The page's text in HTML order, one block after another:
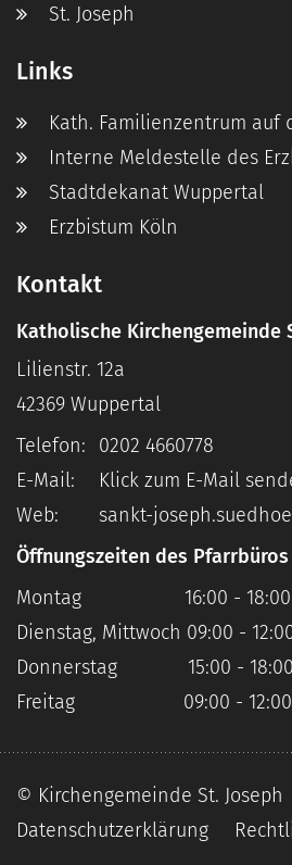
St. Joseph
Links
Kath. Familienzentrum auf
Interne Meldestelle des
Stadtdekanat Wuppertal
Erzbistum Köln
Kontakt
Katholische Kirchengemeinde
Lilienstr. 12a
42369 Wuppertal
Telefon:
0202 4660778
E-Mail:
Klick zum E-Mail
Web:
sankt-
Öffnungszeiten des Pfarrbüros
Montag 16:00 - 18:00
Dienstag, Mittwoch 09:00 -
Donnerstag 15:00 -
Freitag 09:00 - 12:00
© Kirchengemeinde St. Joseph
Datenschutzerklärung